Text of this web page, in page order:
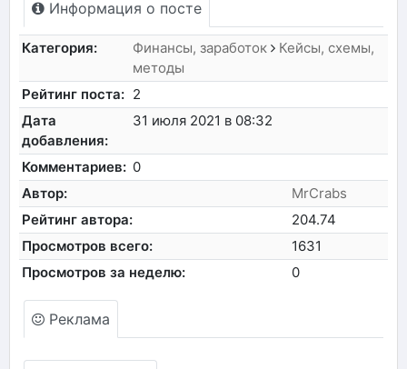
Информация о посте
Категория: Финансы, заработок
Кейсы, схемы,
методы
Рейтинг поста: 2
Дата
добавления:
31 июля 2021 в 08:32
Комментариев: 0
Автор:
MrCrabs
Рейтинг автора:
204.74
Просмотров всего:
1631
Просмотров за неделю:
0
Реклама